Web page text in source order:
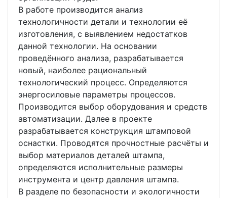
В работе производится анализ
технологичности детали и технологии её
изготовления, с выявлением недостатков
данной технологии. На основании
проведённого анализа, разрабатывается
новый, наиболее рациональный
технологический процесс. Определяются
энергосиловые параметры процессов.
Производится выбор оборудования и средств
автоматизации. Далее в проекте
разрабатывается конструкция штамповой
оснастки. Проводятся прочностные расчёты и
выбор материалов деталей штампа,
определяются исполнительные размеры
инструмента и центр давления штампа.
В разделе по безопасности и экологичности